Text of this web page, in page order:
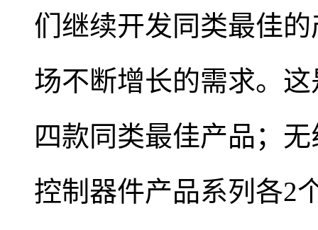
们继续开发同类最佳
场不断增长的需求。
四款同类最佳产品；
控制器件产品系列各2